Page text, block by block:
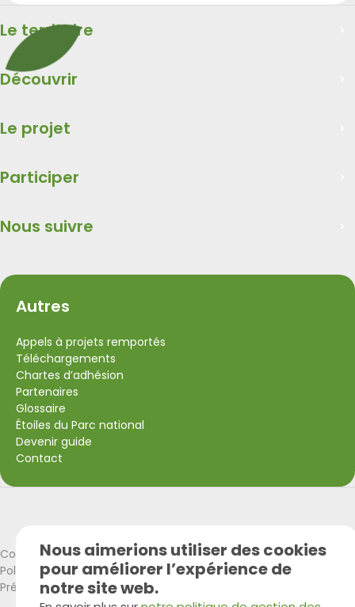
Le territoire
Découvrir
Le projet
Participer
Nous suivre
Autres
Appels à projets remportés
Téléchargements
Chartes d’adhésion
Partenaires
Glossaire
Étoiles du Parc national
Devenir guide
Contact
Cookies policy
Politique de confidentialité
Préférences Cookies
Nous aimerions utiliser des cookies
pour améliorer l’expérience de
notre site web.